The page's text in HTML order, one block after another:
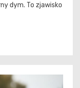
dym. To zjawisko